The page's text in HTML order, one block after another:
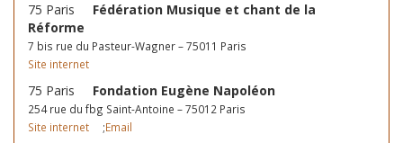
75 Paris Fédération Musique et chant de la
Réforme
7 bis rue du Pasteur-Wagner – 75011 Paris
Site internet
75 Paris Fondation Eugène Napoléon
254 rue du fbg Saint-Antoine – 75012 Paris
Site internet ;Email